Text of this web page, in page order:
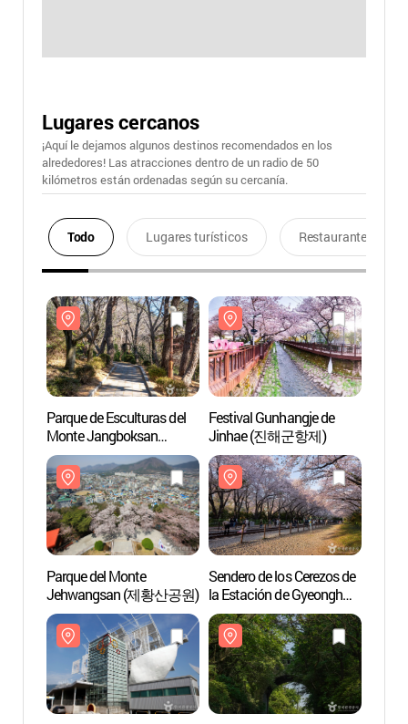
Lugares cercanos
¡Aquí le dejamos algunos destinos recomendados en los
alrededores! Las atracciones dentro de un radio de 50
kilómetros están ordenadas según su cercanía.
Todo Lugares turísticos Restaurantes
Parque de Esculturas del
Monte Jangboksan
(장복산조각공원)
Festival Gunhangje de
Jinhae (진해군항제)
Parque del Monte
Jehwangsan (제황산공원)
Sendero de los Cerezos de
la Estación de Gyeonghwa
(경화역 벚꽃길)